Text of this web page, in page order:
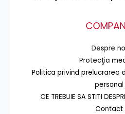
Despre
Protecţia
Politica privind prelucrarea
personal
CE TREBUIE SA STITI
Contact